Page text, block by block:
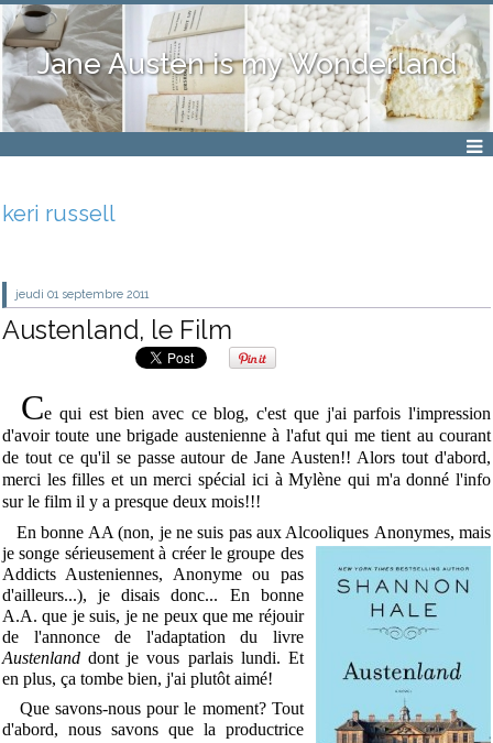
Jane Austen is my Wonderland
keri russell
jeudi 01 septembre 2011
Austenland, le Film
Ce qui est bien avec ce blog, c'est que j'ai parfois l'impression
d'avoir toute une brigade austenienne à l'afut qui me tient au courant
de tout ce qu'il se passe autour de Jane Austen!! Alors tout d'abord,
merci les filles et un merci spécial ici à Mylène qui m'a donné l'info
sur le film il y a presque deux mois!!!
En bonne AA (non, je ne suis pas aux Alcooliques Anonymes, mais
je songe sérieusement à créer le groupe des
Addicts Austeniennes, Anonyme ou pas
d'ailleurs...), je disais donc... En bonne
A.A. que je suis, je ne peux que me réjouir
de l'annonce de l'adaptation du livre
Austenland dont je vous parlais lundi. Et
en plus, ça tombe bien, j'ai plutôt aimé!
Que savons-nous pour le moment? Tout
d'abord, nous savons que la productrice